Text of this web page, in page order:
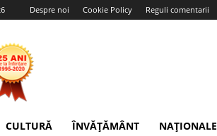
Despre noi Cookie Policy Reguli comentarii
CULTURĂ ÎNVĂȚĂMÂNT NAȚIONALE